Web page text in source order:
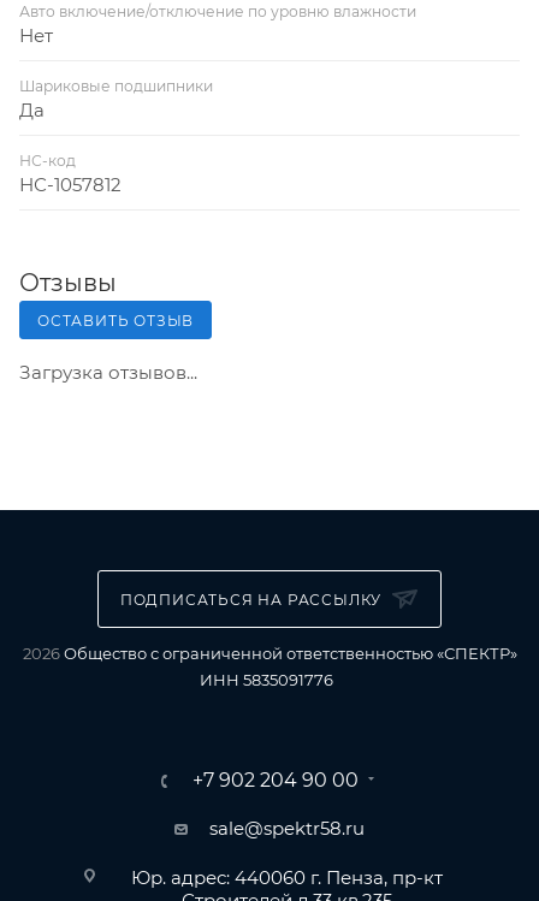
Авто включение/отключение по уровню влажности
Нет
Шариковые подшипники
Да
НС-код
НС-1057812
Отзывы
ОСТАВИТЬ ОТЗЫВ
Загрузка отзывов...
ПОДПИСАТЬСЯ НА РАССЫЛКУ
2026Общество с ограниченной ответственностью «СПЕКТР»
ИНН 5835091776
+7 902 204 90 00
sale@spektr58.ru
Юр. адрес: 440060 г. Пенза, пр-кт